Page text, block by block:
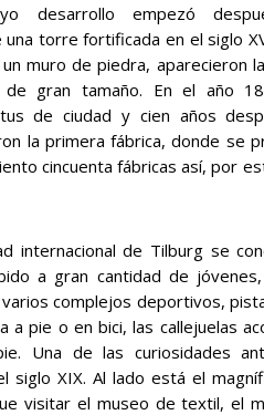
desarrollo empezó
torre fortificada en el siglo
muro de piedra, aparecieron
de gran tamaño. En el año
de ciudad y cien años
la primera fábrica, donde se
cincuenta fábricas así, por
internacional de Tilburg se
a gran cantidad de jóvenes,
complejos deportivos,
pie o en bici, las callejuelas
Una de las curiosidades
XIX. Al lado está el
visitar el museo de textil, el